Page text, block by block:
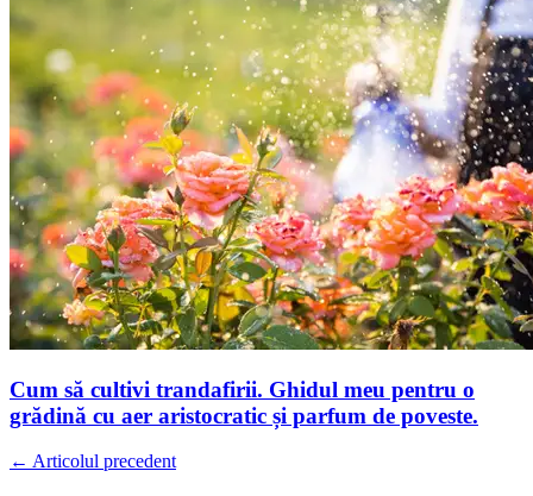
Cum să cultivi trandafirii. Ghidul meu pentru o
grădină cu aer aristocratic și parfum de poveste.
← Articolul precedent